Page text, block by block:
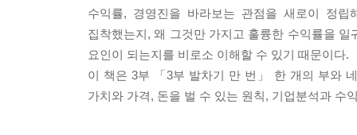
수익률, 경영진을 바라보는 관점을 새로이 정
집착했는지, 왜 그것만 가지고 훌륭한 수익률을
요인이 되는지를 비로소 이해할 수 있기 때문이다.
이 책은 3부 「3부 발차기 만 번」 한 개의 부와
가치와 가격, 돈을 벌 수 있는 원칙, 기업분석과 수